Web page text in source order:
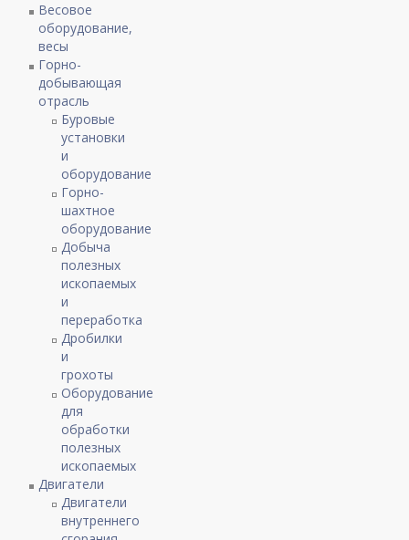
Весовое
оборудование,
весы
Горно-
добывающая
отрасль
Буровые
установки
и
оборудование
Горно-
шахтное
оборудование
Добыча
полезных
ископаемых
и
переработка
Дробилки
и
грохоты
Оборудование
для
обработки
полезных
ископаемых
Двигатели
Двигатели
внутреннего